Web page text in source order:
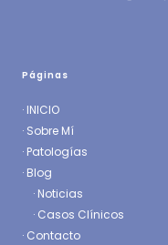
Páginas
· INICIO
· Sobre Mí
· Patologías
· Blog
· Noticias
· Casos Clínicos
· Contacto